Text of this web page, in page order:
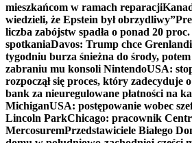
mieszkańcom w ramach reparacji
wiedzieli, że Epstein był obrzydliwy”
liczba zabójstw spadła o ponad 20
spotkaniaDavos: Trump chce
tygodniu burza śnieżna do środy,
zabraniu mu konsoli NintendoUSA:
rozpoczął się proces, który zadecyduje
bank za nieuregulowane płatności na
MichiganUSA: postępowanie wobec
Lincoln ParkChicago: pracownik
MercosuremPrzedstawiciele Białego